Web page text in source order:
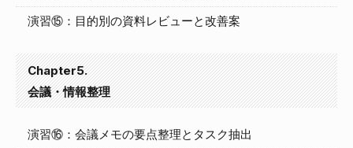
演習⑮：目的別の資料レビューと改善案
Chapter5.
会議・情報整理
演習⑯：会議メモの要点整理とタスク抽出